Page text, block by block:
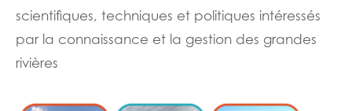
scientifiques, techniques et politiques intéressés
par la connaissance et la gestion des grandes
rivières